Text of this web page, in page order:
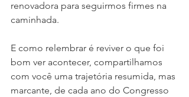
renovadora para seguirmos firmes na
caminhada.
E como relembrar é reviver o que foi
bom ver acontecer, compartilhamos
com você uma trajetória resumida, mas
marcante, de cada ano do Congresso